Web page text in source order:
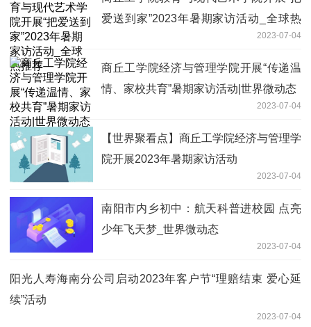
爱送到家”2023年暑期家访活动_全球热
2023-07-04
商丘工学院经济与管理学院开展“传递温
情、家校共育”暑期家访活动|世界微动态
2023-07-04
【世界聚看点】商丘工学院经济与管理学
院开展2023年暑期家访活动
2023-07-04
南阳市内乡初中：航天科普进校园 点亮
少年飞天梦_世界微动态
2023-07-04
阳光人寿海南分公司启动2023年客户节“理赔结束 爱心延
续”活动
2023-07-04